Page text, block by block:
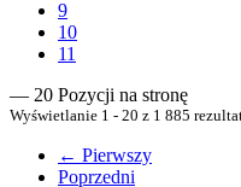
9
10
11
— 20 Pozycji na stronę
Wyświetlanie 1 - 20 z 1 885
← Pierwszy
Poprzedni